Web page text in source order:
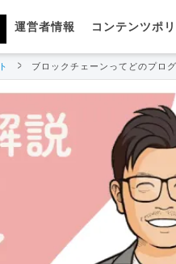
運営者情報 コンテンツポ
ブロックチェーンってどのプロ